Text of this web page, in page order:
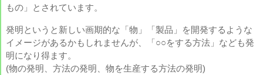
もの」とされています。
発明というと新しい画期的な「物」「製品」を開発するような
イメージがあるかもしれませんが、「○○をする方法」なども発
明になり得ます。
(物の発明、方法の発明、物を生産する方法の発明)